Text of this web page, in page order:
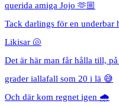
querida amiga Jojo 🫶🏼
Tack darlings för en underbar
Likisar 🐚
Det är här man får hålla till,
grader iallafall som 20 i lä 😅
Och där kom regnet igen 🌧️